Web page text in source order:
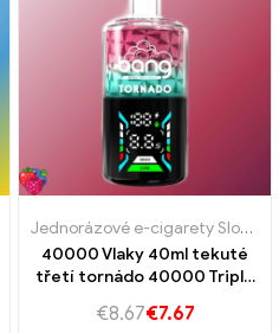
,Jednorázové e-cigarety
Jednorázové e-cigarety Slovensko
40000 Vlaky 40ml tekuté
třetí tornádo 40000 Triple
z bobule
€8.67€7.67